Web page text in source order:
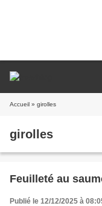
Accueil » girolles
girolles
Feuilleté au
Publié le 12/12/2025 à